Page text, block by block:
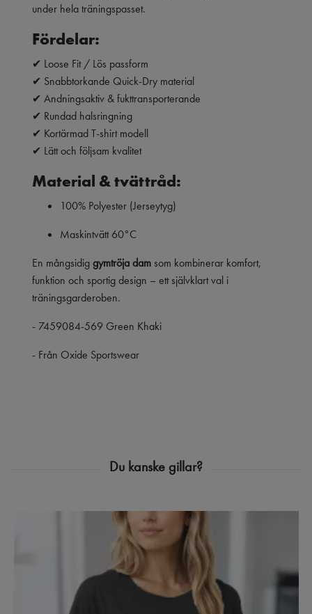
under hela träningspasset.
Fördelar:
✔ Loose Fit / Lös passform
✔ Snabbtorkande Quick-Dry material
✔ Andningsaktiv & fukttransporterande
✔ Rundad halsringning
✔ Kortärmad T-shirt modell
✔ Lätt och följsam kvalitet
Material & tvättråd:
100% Polyester (Jerseytyg)
Maskintvätt 60°C
En mångsidiggymtröja dam som kombinerar komfort,
funktion och sportig design – ett självklart val i
träningsgarderoben.
- 7459084-569 Green Khaki
- Från Oxide Sportswear